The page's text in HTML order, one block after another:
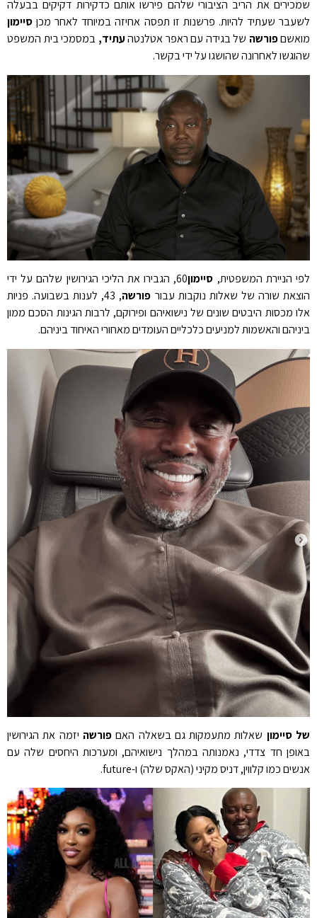
שמכירים את הריב הציבורי שלהם פירשו אותם כדקירות דקיקים בבעלה
לשעבר שעתיד להיות. פרשנות זו תפסה אחיזה במיוחד לאחר מכן סיימון
מואשםפורשה של בגידה עם ראפר אטלנטהעתיד, במסמכי בית המשפט
שהוגשו לאחרונה שהושגו על ידיבקשר.
לפי הניירת המשפטית, סיימון
60, הגבירו את הליכי הגירושין שלהם על ידי
הוצאת שורה של שאלות נוקבות עבור פורשה
, 43, לענות בשבועה. פניות
אלו מכסות היבטים שונים של נישואיהם ופירוקם, לרבות הגינות הסכם ממון
ביניהם והאשמות למניעים כלכליים העומדים מאחורי האיחוד ביניהם.
של סיימון שאלות מתעמקות גם בשאלה האםפורשה יזמה את הגירושין
באופן חד צדדי, נאמנותה במהלך נישואיהם, ומערכות היחסים שלה עם
אנשים כמו קלווין, דניס מקיני (האקס שלה) ו-future.